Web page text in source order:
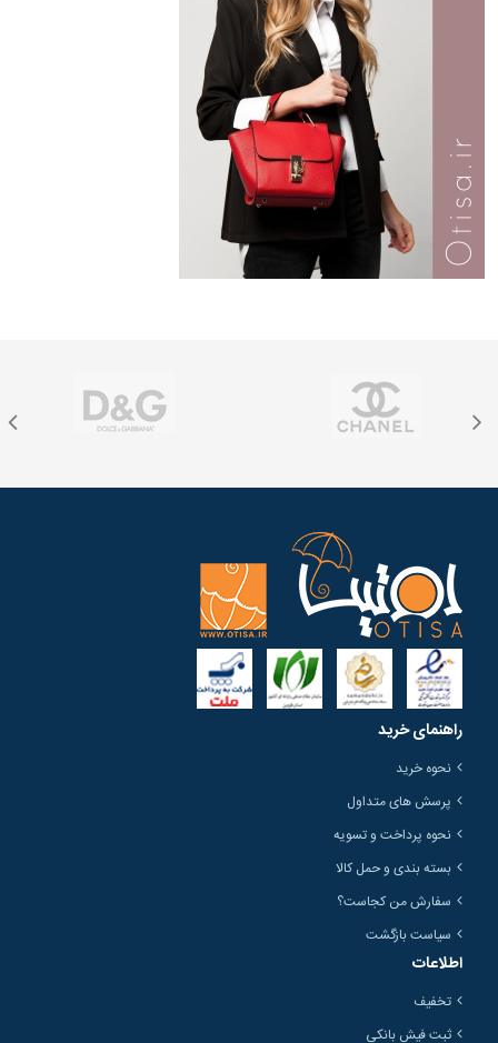
راهنمای خرید
نحوه خرید
پرسش های متداول
نحوه پرداخت و تسویه
بسته بندی و حمل کالا
سفارش من کجاست؟
سیاست بازگشت
اطلاعات
تخفیف
ثبت فیش بانکی